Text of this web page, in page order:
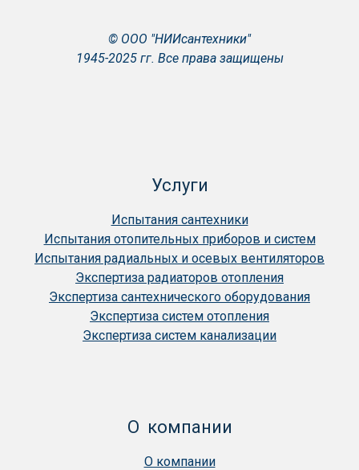
© ООО "НИИсантехники"
1945-2025 гг. Все права защищены
Услуги
Испытания сантехники
Испытания отопительных приборов и систем
Испытания радиальных и осевых вентиляторов
Экспертиза радиаторов отопления
Экспертиза сантехнического оборудования
Экспертиза систем отопления
Экспертиза систем канализации
О компании
О компании